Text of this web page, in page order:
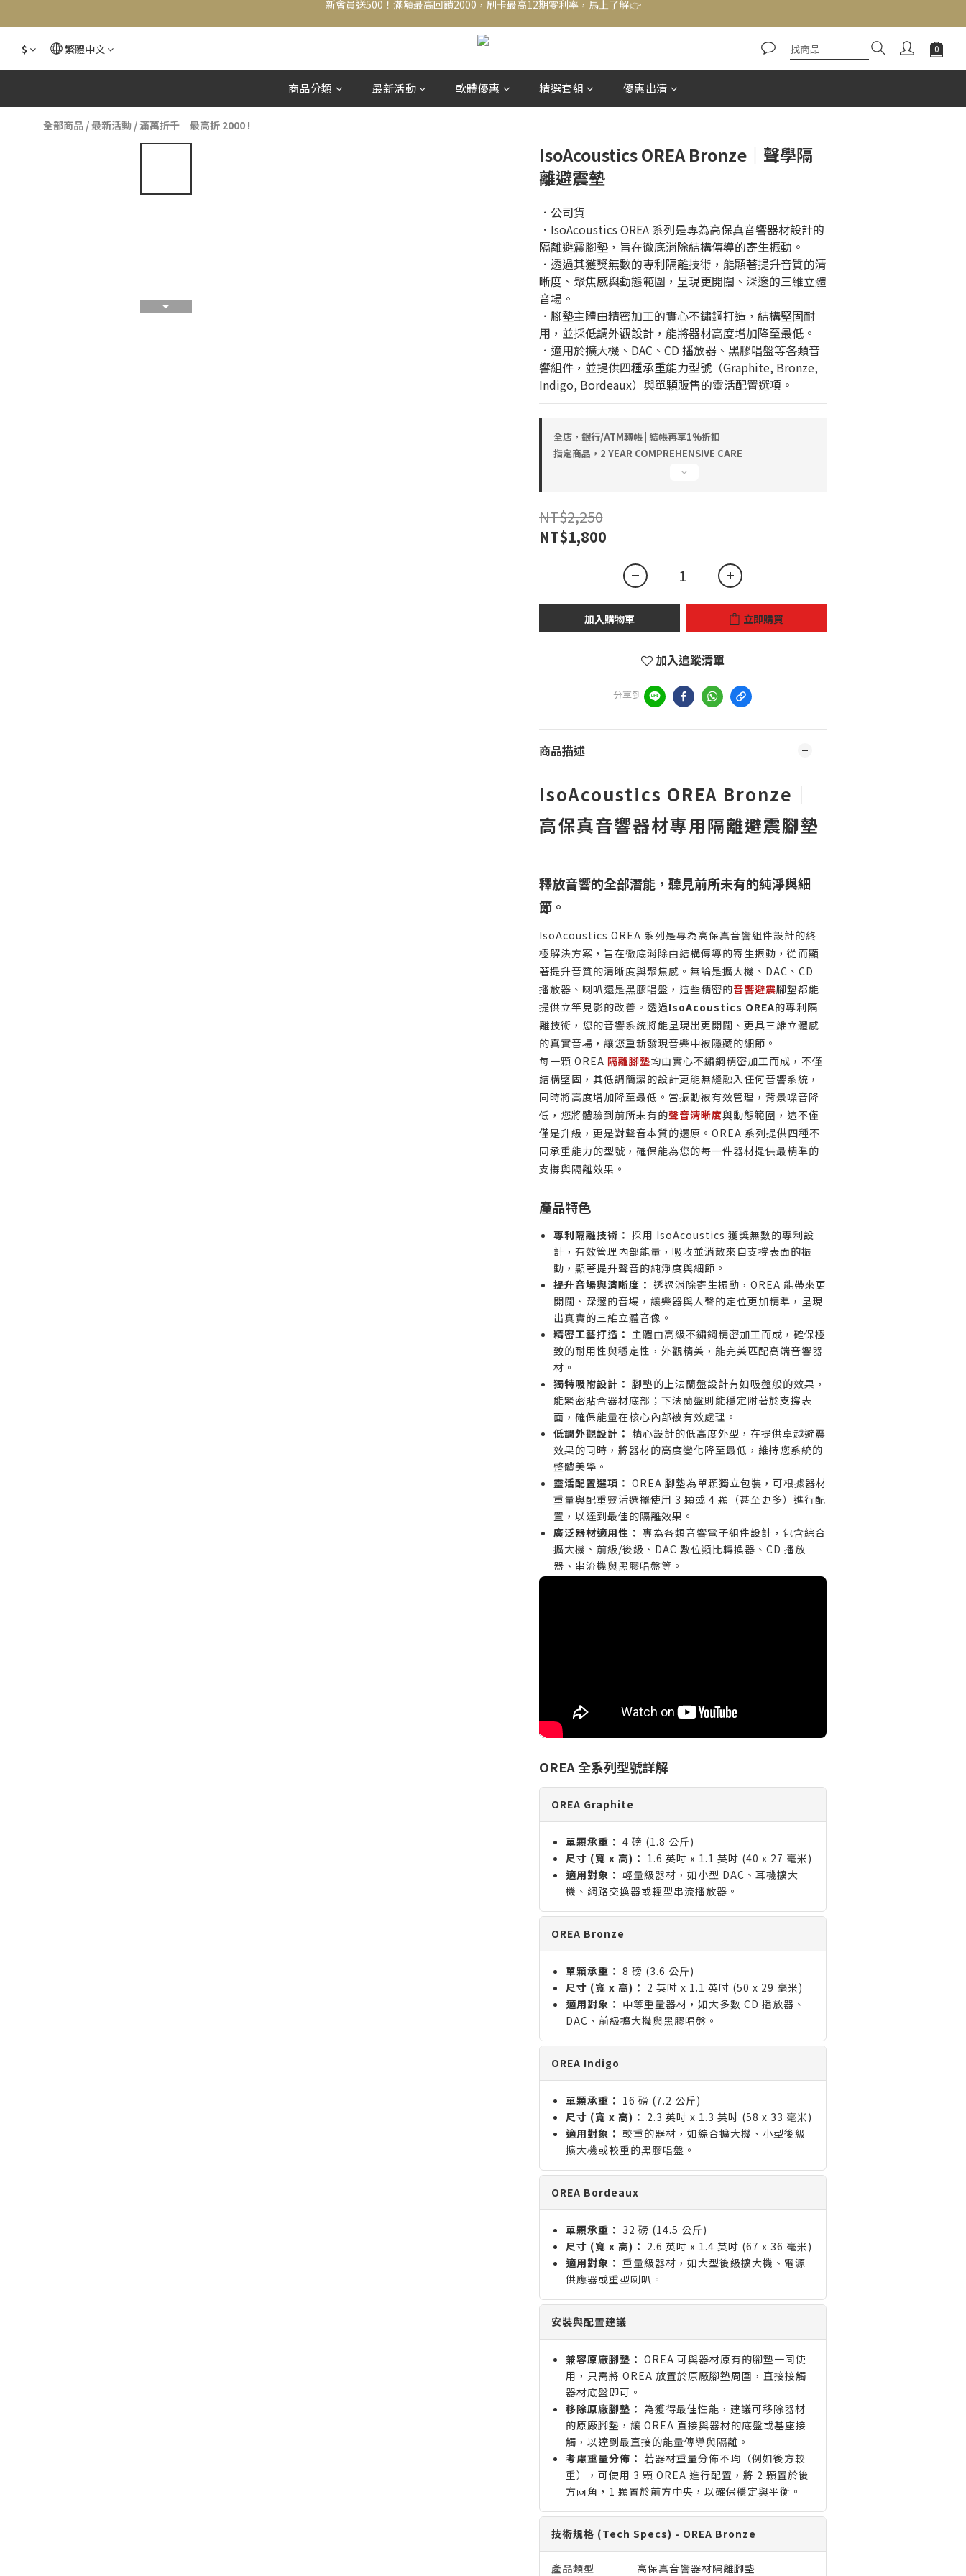
新會員送500！滿額最高回饋2000，刷卡最高12期零利率，馬上了解👉
結帳頁選zingala銀角零卡分期，輕鬆打包
新會員送500！滿額最高回饋2000，刷卡最高12期零利率，馬上了解👉
$ 繁體中文
商品分類 最新活動 軟體優惠 精選套組 優惠出清
全部商品 /最新活動 /滿萬折千｜最高折 2000 !
IsoAcoustics OREA Bronze｜聲學隔
離避震墊
．公司貨
．IsoAcoustics OREA 系列是專為高保真音響器材設計的
隔離避震腳墊，旨在徹底消除結構傳導的寄生振動。
．透過其獲獎無數的專利隔離技術，能顯著提升音質的清
晰度、聚焦感與動態範圍，呈現更開闊、深邃的三維立體
音場。
．腳墊主體由精密加工的實心不鏽鋼打造，結構堅固耐
用，並採低調外觀設計，能將器材高度增加降至最低。
．適用於擴大機、DAC、CD 播放器、黑膠唱盤等各類音
響組件，並提供四種承重能力型號（Graphite, Bronze,
Indigo, Bordeaux）與單顆販售的靈活配置選項。
全店，銀行/ATM轉帳 | 結帳再享1%折扣
指定商品，2 YEAR COMPREHENSIVE CARE
NT$2,250
NT$1,800
加入購物車 立即購買
加入追蹤清單
分享到
商品描述
IsoAcoustics OREA Bronze｜
高保真音響器材專用隔離避震腳墊
釋放音響的全部潛能，聽見前所未有的純淨與細
節。
IsoAcoustics OREA 系列是專為高保真音響組件設計的終
極解決方案，旨在徹底消除由結構傳導的寄生振動，從而顯
著提升音質的清晰度與聚焦感。無論是擴大機、DAC、CD
播放器、喇叭還是黑膠唱盤，這些精密的音響避震腳墊都能
提供立竿見影的改善。透過IsoAcoustics OREA的專利隔
離技術，您的音響系統將能呈現出更開闊、更具三維立體感
的真實音場，讓您重新發現音樂中被隱藏的細節。
每一顆 OREA 隔離腳墊均由實心不鏽鋼精密加工而成，不僅
結構堅固，其低調簡潔的設計更能無縫融入任何音響系統，
同時將高度增加降至最低。當振動被有效管理，背景噪音降
低，您將體驗到前所未有的聲音清晰度與動態範圍，這不僅
僅是升級，更是對聲音本質的還原。OREA 系列提供四種不
同承重能力的型號，確保能為您的每一件器材提供最精準的
支撐與隔離效果。
產品特色
專利隔離技術： 採用 IsoAcoustics 獲獎無數的專利設
計，有效管理內部能量，吸收並消散來自支撐表面的振
動，顯著提升聲音的純淨度與細節。
提升音場與清晰度： 透過消除寄生振動，OREA 能帶來更
開闊、深邃的音場，讓樂器與人聲的定位更加精準，呈現
出真實的三維立體音像。
精密工藝打造： 主體由高級不鏽鋼精密加工而成，確保極
致的耐用性與穩定性，外觀精美，能完美匹配高端音響器
材。
獨特吸附設計： 腳墊的上法蘭盤設計有如吸盤般的效果，
能緊密貼合器材底部；下法蘭盤則能穩定附著於支撐表
面，確保能量在核心內部被有效處理。
低調外觀設計： 精心設計的低高度外型，在提供卓越避震
效果的同時，將器材的高度變化降至最低，維持您系統的
整體美學。
靈活配置選項： OREA 腳墊為單顆獨立包裝，可根據器材
重量與配重靈活選擇使用 3 顆或 4 顆（甚至更多）進行配
置，以達到最佳的隔離效果。
廣泛器材適用性： 專為各類音響電子組件設計，包含綜合
擴大機、前級/後級、DAC 數位類比轉換器、CD 播放
器、串流機與黑膠唱盤等。
OREA 全系列型號詳解
OREA Graphite
單顆承重： 4 磅 (1.8 公斤)
尺寸 (寬 x 高)： 1.6 英吋 x 1.1 英吋 (40 x 27 毫米)
適用對象： 輕量級器材，如小型 DAC、耳機擴大
機、網路交換器或輕型串流播放器。
OREA Bronze
單顆承重： 8 磅 (3.6 公斤)
尺寸 (寬 x 高)： 2 英吋 x 1.1 英吋 (50 x 29 毫米)
適用對象： 中等重量器材，如大多數 CD 播放器、
DAC、前級擴大機與黑膠唱盤。
OREA Indigo
單顆承重： 16 磅 (7.2 公斤)
尺寸 (寬 x 高)： 2.3 英吋 x 1.3 英吋 (58 x 33 毫米)
適用對象： 較重的器材，如綜合擴大機、小型後級
擴大機或較重的黑膠唱盤。
OREA Bordeaux
單顆承重： 32 磅 (14.5 公斤)
尺寸 (寬 x 高)： 2.6 英吋 x 1.4 英吋 (67 x 36 毫米)
適用對象： 重量級器材，如大型後級擴大機、電源
供應器或重型喇叭。
安裝與配置建議
兼容原廠腳墊： OREA 可與器材原有的腳墊一同使
用，只需將 OREA 放置於原廠腳墊周圍，直接接觸
器材底盤即可。
移除原廠腳墊： 為獲得最佳性能，建議可移除器材
的原廠腳墊，讓 OREA 直接與器材的底盤或基座接
觸，以達到最直接的能量傳導與隔離。
考慮重量分佈： 若器材重量分佈不均（例如後方較
重），可使用 3 顆 OREA 進行配置，將 2 顆置於後
方兩角，1 顆置於前方中央，以確保穩定與平衡。
技術規格 (Tech Specs) - OREA Bronze
產品類型 高保真音響器材隔離腳墊
立即購買